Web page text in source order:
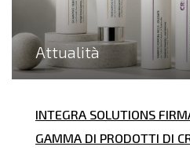
Attualità
INTEGRA SOLUTIONS
GAMMA DI PRODOTTI DI